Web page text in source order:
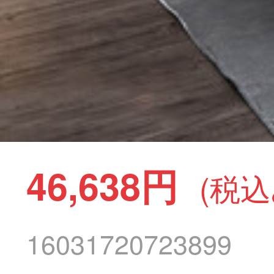
46,638円 (税
16031720723899